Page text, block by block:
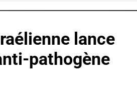
lance
pathogène
D’ADL Contre